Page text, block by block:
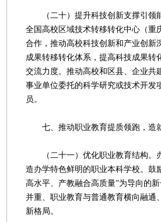
（二十）提升科技创新支撑引领能
全国高校区域技术转移转化中心（重
合作，推动高校科技创新和产业创新
成果转移转化体系，提高科技成果转
交流力度。推动高校和区县、企业共
事业单位委托的科学研究或技术开发
员。
七、推动职业教育提质领跑，造
（二十一）优化职业教育结构。
造办学特色鲜明的职业本科学校。鼓
高水平、产教融合高质量”为导向的
并重、职业教育与普通教育横向融通
新格局。